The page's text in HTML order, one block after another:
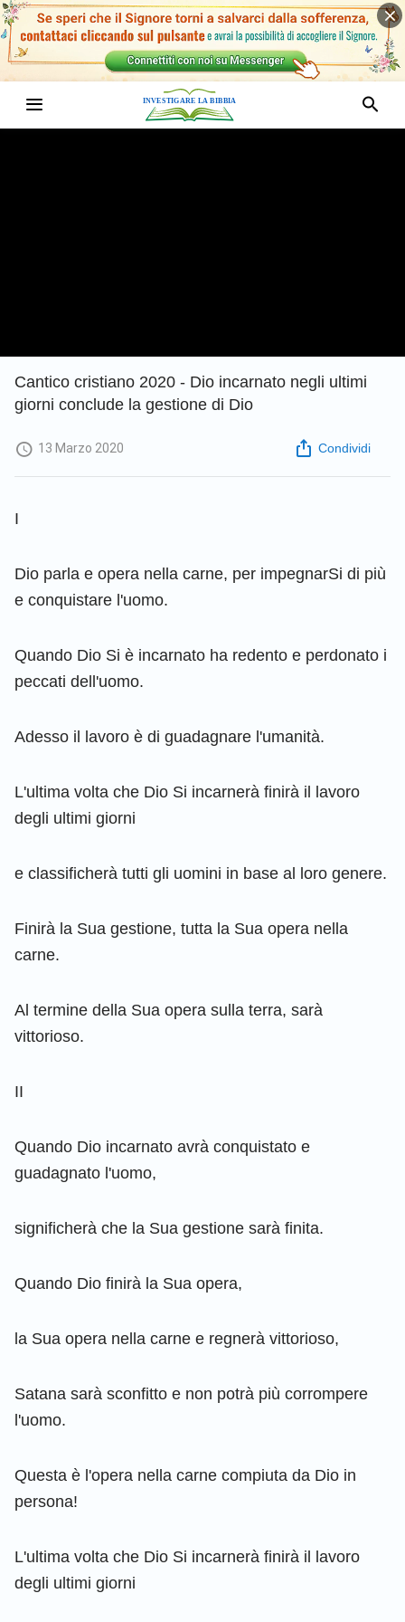
Cantico cristiano 2020 - Dio incarnato negli ultimi
giorni conclude la gestione di Dio
13 Marzo 2020 Condividi
I
Dio parla e opera nella carne, per impegnarSi di più
e conquistare l'uomo.
Quando Dio Si è incarnato ha redento e perdonato i
peccati dell'uomo.
Adesso il lavoro è di guadagnare l'umanità.
L'ultima volta che Dio Si incarnerà finirà il lavoro
degli ultimi giorni
e classificherà tutti gli uomini in base al loro genere.
Finirà la Sua gestione, tutta la Sua opera nella
carne.
Al termine della Sua opera sulla terra, sarà
vittorioso.
II
Quando Dio incarnato avrà conquistato e
guadagnato l'uomo,
significherà che la Sua gestione sarà finita.
Quando Dio finirà la Sua opera,
la Sua opera nella carne e regnerà vittorioso,
Satana sarà sconfitto e non potrà più corrompere
l'uomo.
Questa è l'opera nella carne compiuta da Dio in
persona!
L'ultima volta che Dio Si incarnerà finirà il lavoro
degli ultimi giorni